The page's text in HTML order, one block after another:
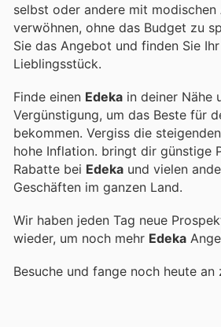
selbst oder andere mit
verwöhnen, ohne das Budget zu
Sie das Angebot und finden Sie
Lieblingsstück.
Finde einen Edeka in deiner Nähe
Vergünstigung, um das Beste für
bekommen. Vergiss die
hohe Inflation. bringt dir günstige
Rabatte bei Edeka und vielen
Geschäften im ganzen Land.
Wir haben jeden Tag neue
wieder, um noch mehr Edeka
Besuche und fange noch heute an